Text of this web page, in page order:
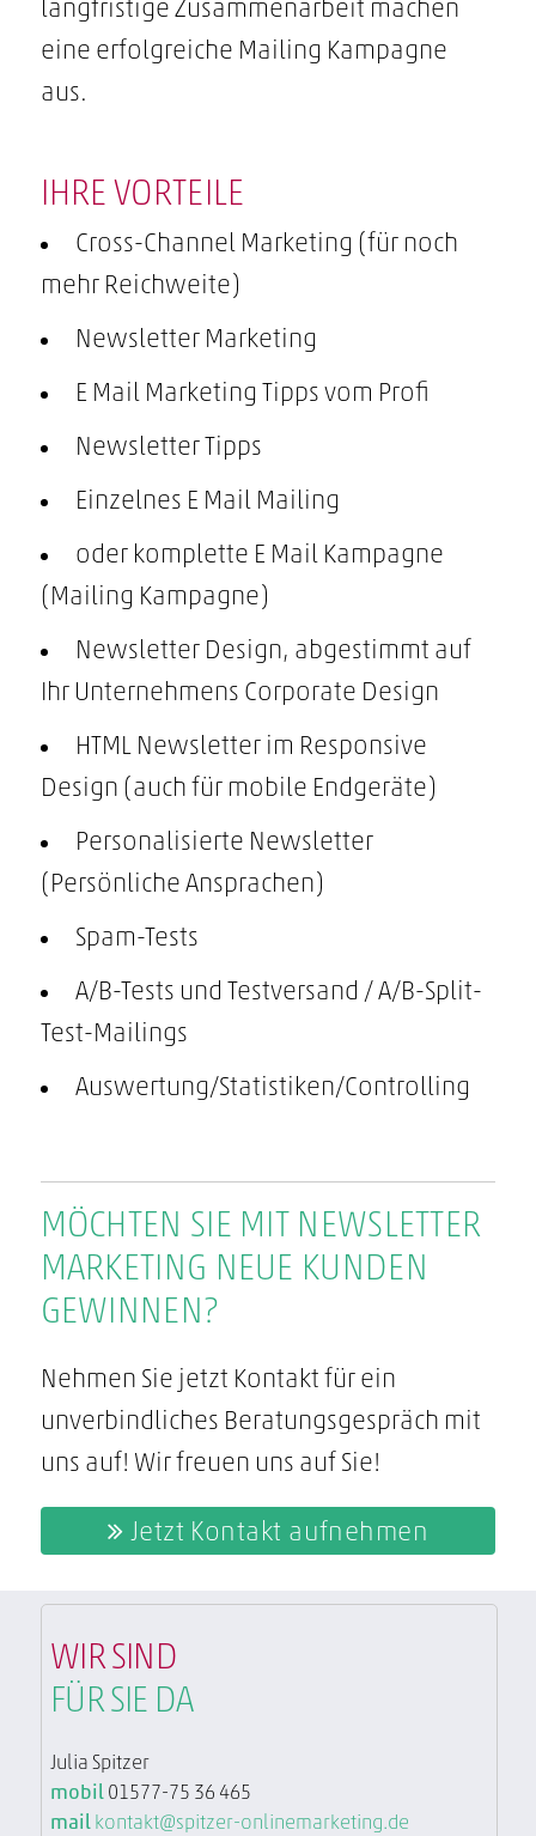
langfristige Zusammenarbeit machen
eine erfolgreiche Mailing Kampagne
aus.
IHRE VORTEILE
Cross-Channel Marketing (für noch
mehr Reichweite)
Newsletter Marketing
E Mail Marketing Tipps vom Profi
Newsletter Tipps
Einzelnes E Mail Mailing
oder komplette E Mail Kampagne
(Mailing Kampagne)
Newsletter Design, abgestimmt auf
Ihr Unternehmens Corporate Design
HTML Newsletter im Responsive
Design (auch für mobile Endgeräte)
Personalisierte Newsletter
(Persönliche Ansprachen)
Spam-Tests
A/B-Tests und Testversand / A/B-Split-
Test-Mailings
Auswertung/Statistiken/Controlling
MÖCHTEN SIE MIT NEWSLETTER
MARKETING NEUE KUNDEN
GEWINNEN?
Nehmen Sie jetzt Kontakt für ein
unverbindliches Beratungsgespräch mit
uns auf! Wir freuen uns auf Sie!
Jetzt Kontakt aufnehmen
WIR SIND
FÜR SIE DA
Julia Spitzer
mobil 01577-75 36 465
mail kontakt@spitzer-onlinemarketing.de